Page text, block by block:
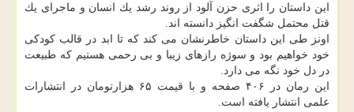
این داستان را اثری حزن آلود از روند رشد یك انسان و ماجرای یك
قتل محتمل شگفت انگیز دانسته اند.
اونز طی این داستان خاطرنشان می كند كه تا ابد در قالب كودكی
خود خواهیم بود و سوژه رازهای زیبا و بی رحمی هستیم كه طبیعت
در دل خود نگه می دارد.
این رمان در ۴۰۶ صفحه و با قیمت ۶۵ هزارتومان در انتشارات
علمی انتشار یافته است.